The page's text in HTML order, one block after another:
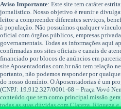
Aviso Importante: Este site tem caráter
jornalístico. Nosso objetivo é reunir e
leitor a compreender diferentes serviços,
à população. Não possuímos qualquer
oficial com órgãos públicos, empresas
governamentais. Todas as informações aqui
confirmadas nos sites oficiais e canais de
financiado por blocos de anúncios em
site Aposentadorias.com.br não tem relação
portanto, não podemos responder por
do nosso domínio. O Aposentadorias é um
(CNPJ: 19.912.327/0001-68 – Praça Vovó
conteúdo que tem como principal missão
todas as suas dúvidas com Clareza, Riqueza